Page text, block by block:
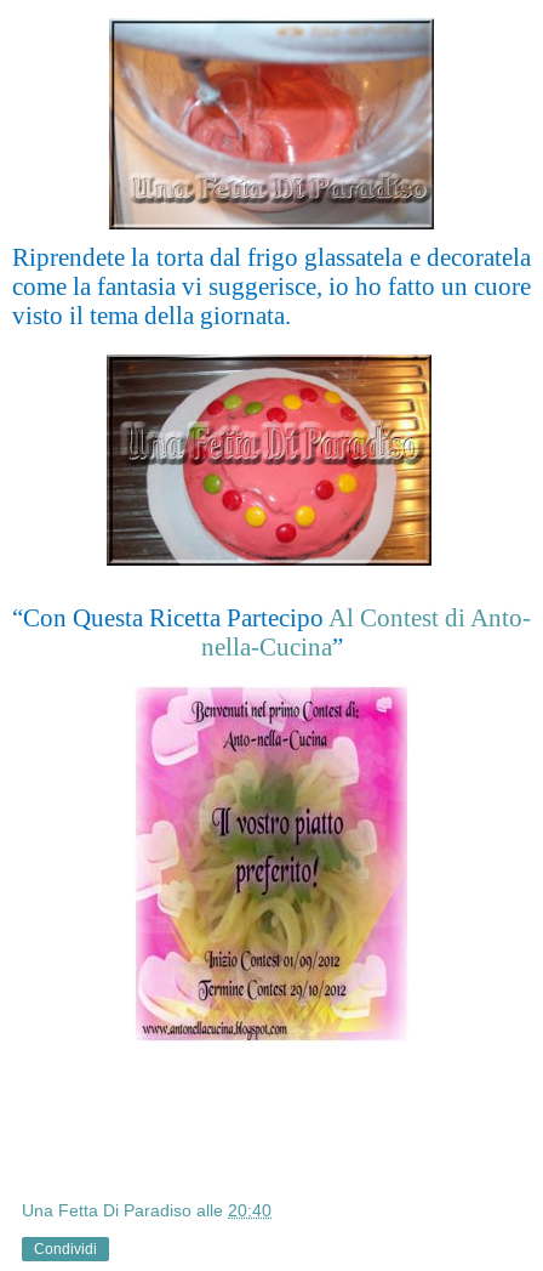
Riprendete la torta dal frigo glassatela e decoratela
come la fantasia vi suggerisce, io ho fatto un cuore
visto il tema della giornata.
“Con Questa Ricetta Partecipo Al Contest di Anto-
nella-Cucina”
Una Fetta Di Paradiso alle 20:40
Condividi